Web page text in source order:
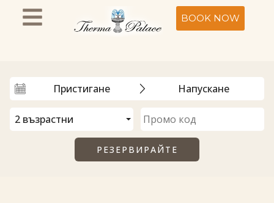
BOOK NOW